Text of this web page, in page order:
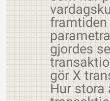
framtiden
gjordes
gör X
Hur stora